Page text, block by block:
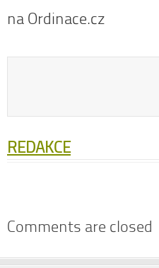
na Ordinace.cz
REDAKCE
Comments are closed